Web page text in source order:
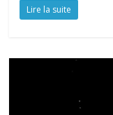
Lire la suite